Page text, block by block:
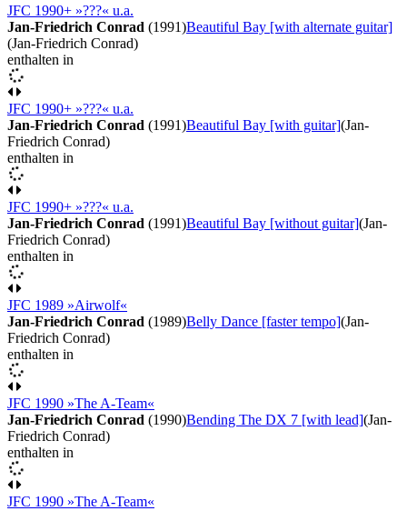
JFC 1990+ »???« u.a.
Jan-Friedrich Conrad (1991)Beautiful Bay [with alternate guitar]
(Jan-Friedrich Conrad)
enthalten in
JFC 1990+ »???« u.a.
Jan-Friedrich Conrad (1991)Beautiful Bay [with guitar](Jan-
Friedrich Conrad)
enthalten in
JFC 1990+ »???« u.a.
Jan-Friedrich Conrad (1991)Beautiful Bay [without guitar](Jan-
Friedrich Conrad)
enthalten in
JFC 1989 »Airwolf«
Jan-Friedrich Conrad (1989)Belly Dance [faster tempo](Jan-
Friedrich Conrad)
enthalten in
JFC 1990 »The A-Team«
Jan-Friedrich Conrad (1990)Bending The DX 7 [with lead](Jan-
Friedrich Conrad)
enthalten in
JFC 1990 »The A-Team«